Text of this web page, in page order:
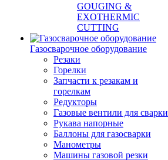
GOUGING &
EXOTHERMIC
CUTTING
Газосварочное оборудование
Резаки
Горелки
Запчасти к резакам и
горелкам
Редукторы
Газовые вентили для сварки
Рукава напорные
Баллоны для газосварки
Манометры
Машины газовой резки